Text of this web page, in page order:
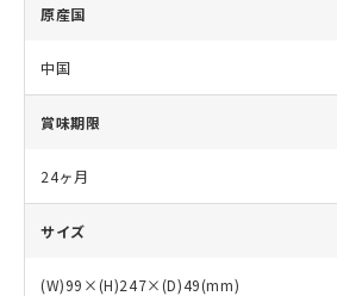
原産国
中国
賞味期限
24ヶ月
サイズ
(W)99×(H)247×(D)49(mm)